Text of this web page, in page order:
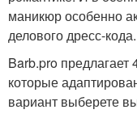
маникюр особенно
делового дресс-кода.
Barb.pro предлагает
которые
вариант выберете